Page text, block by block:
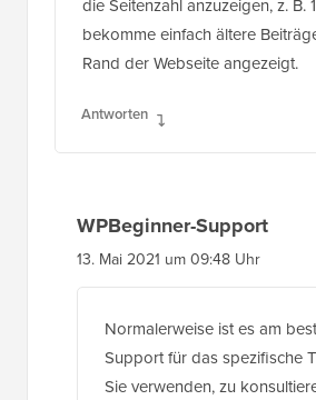
die Seitenzahl anzuzeigen, z. B.
bekomme einfach ältere
Rand der Webseite angezeigt.
Antworten
WPBeginner-Support
13. Mai 2021 um 09:48 Uhr
Normalerweise ist es am
Support für das spezifische
Sie verwenden, zu